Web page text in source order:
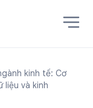
kinh tế: Cơ
liệu và kinh